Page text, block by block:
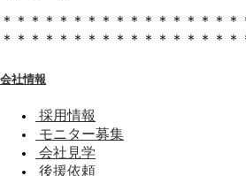
＊＊＊＊＊＊＊＊＊＊＊＊＊＊＊＊＊
＊＊＊＊＊＊＊＊＊＊＊＊＊＊＊＊＊
会社情報
採用情報
モニター募集
会社見学
後援依頼